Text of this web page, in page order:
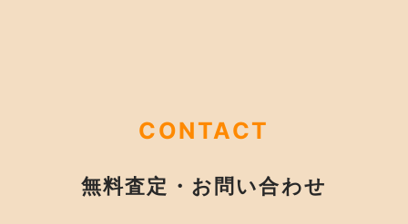
CONTACT
無料査定・お問い合わせ